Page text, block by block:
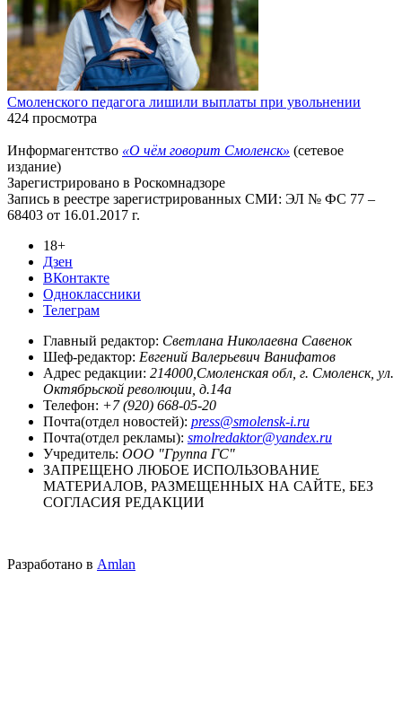
Смоленского педагога лишили выплаты при увольнении
424 просмотра
Информагентство «О чём говорит Смоленск» (сетевое
издание)
Зарегистрировано в Роскомнадзоре
Запись в реестре зарегистрированных СМИ: ЭЛ № ФС 77 –
68403 от 16.01.2017 г.
18+
Дзен
ВКонтакте
Одноклассники
Телеграм
Главный редактор: Светлана Николаевна Савенок
Шеф-редактор: Евгений Валерьевич Ванифатов
Адрес редакции: 214000,Смоленская обл, г. Смоленск, ул.
Октябрьской революции, д.14а
Телефон: +7 (920) 668-05-20
Почта(отдел новостей): press@smolensk-i.ru
Почта(отдел рекламы): smolredaktor@yandex.ru
Учредитель: ООО "Группа ГС"
ЗАПРЕЩЕНО ЛЮБОЕ ИСПОЛЬЗОВАНИЕ
МАТЕРИАЛОВ, РАЗМЕЩЕННЫХ НА САЙТЕ, БЕЗ
СОГЛАСИЯ РЕДАКЦИИ
Разработано в Amlan